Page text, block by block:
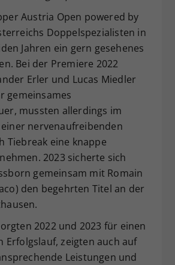
Austria Open powered by
Doppelspezialisten in
Jahren ein gern gesehenes
Bei der Premiere 2022
Erler und Lucas Miedler
gemeinsames
mussten allerdings im
nervenaufreibenden
Tiebreak eine knappe
2023 sicherte sich
gemeinsam mit Romain
den begehrten Titel an der
2022 und 2023 für einen
Erfolgslauf, zeigten auch auf
Leistungen und